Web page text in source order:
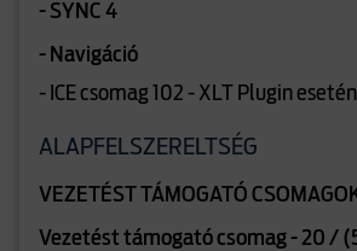
- SYNC 4
- Navigáció
- ICE csomag 102 - XLT Plugin esetén
ALAPFELSZERELTSÉG
VEZETÉST TÁMOGATÓ
Vezetést támogató csomag - 20 /